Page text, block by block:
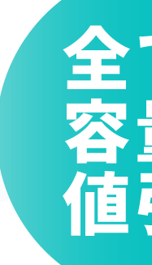
in
wp-
parts/page-